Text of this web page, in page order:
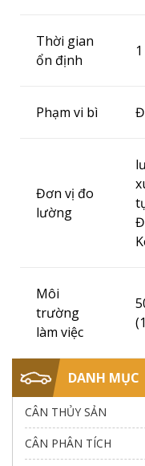
Thời gian
ổn định
Phạm vi bì
Đơn vị đo
lường
Môi
trường
làm việc
DANH MỤC
CÂN THỦY SẢN
CÂN PHÂN TÍCH